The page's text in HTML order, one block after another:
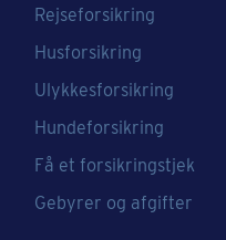
Rejseforsikring
Husforsikring
Ulykkesforsikring
Hundeforsikring
Få et forsikringstjek
Gebyrer og afgifter